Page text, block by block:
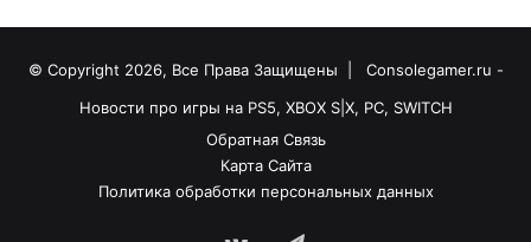
© Copyright 2026, Все Права Защищены |
Consolegamer.ru -
Новости про игры на PS5, XBOX S|X, PC, SWITCH
Обратная Связь
Карта Сайта
Политика обработки персональных данных